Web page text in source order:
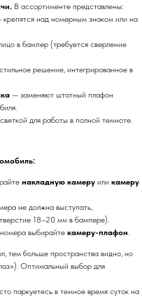
В ассортименте представлены:
над номерным знаком или на
в бампер (требуется сверление
решение, интегрированное в
— заменяют штатный плафон
для работы в полной темноте.
накладную камеру или камеру
не должна выступать,
18–20 мм в бампере).
выбирайте камеру-плафон.
тем больше пространства видно, но
Оптимальный выбор для
паркуетесь в темное время суток на